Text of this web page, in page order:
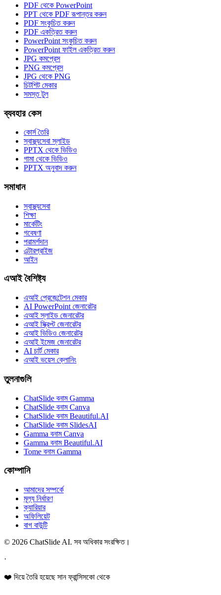
PDF থেকে PowerPoint
PPT থেকে PDF রূপান্তর করুন
PDF সংকুচিত করুন
PDF একত্রিত করুন
PowerPoint সংকুচিত করুন
PowerPoint ফাইল একত্রিত করুন
JPG কমপ্রেস
PNG কমপ্রেস
JPG থেকে PNG
চিটশিট মেকার
সমস্ত টুল
ব্যবহার কেস
কোর্স তৈরি
স্বাস্থ্যসেবা স্লাইড
PPTX থেকে ভিডিও
গামা থেকে ভিডিও
PPTX অনুবাদ করুন
সমাধান
স্বাস্থ্যসেবা
শিক্ষা
মার্কেটিং
গবেষণা
পরামর্শদান
এন্টারপ্রাইজ
আইন
এআই বৈশিষ্ট্য
এআই প্রেজেন্টেশন মেকার
AI PowerPoint জেনারেটর
এআই স্লাইড জেনারেটর
এআই স্ক্রিপ্ট জেনারেটর
এআই ভিডিও জেনারেটর
এআই ইমেজ জেনারেটর
AI চার্ট মেকার
এআই ভয়েস ক্লোনিং
তুলনাগুলি
ChatSlide বনাম Gamma
ChatSlide বনাম Canva
ChatSlide বনাম Beautiful.AI
ChatSlide বনাম SlidesAI
Gamma বনাম Canva
Gamma বনাম Beautiful.AI
Tome বনাম Gamma
কোম্পানি
আমাদের সম্পর্কে
মূল্য নির্ধারণ
ক্যারিয়ার
অফিলিয়েট
বাগ বাউন্টি
© 2026 ChatSlide AI. সব অধিকার সংরক্ষিত।
·
❤️ দিয়ে তৈরি হয়েছে সান ফ্রান্সিসকো থেকে